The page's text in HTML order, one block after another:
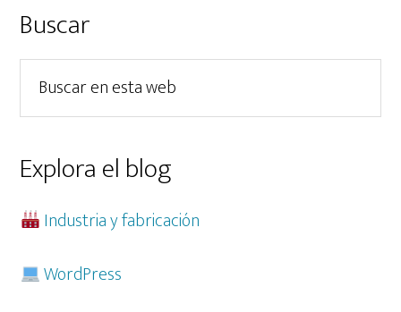
Barra
lateral
principal
Buscar
esta
web
Explora el blog
Industria y fabricación
WordPress